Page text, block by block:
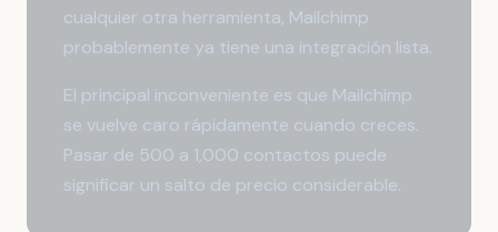
cualquier otra herramienta, Mailchimp
probablemente ya tiene una integración lista.
El principal inconveniente es que Mailchimp
se vuelve caro rápidamente cuando creces.
Pasar de 500 a 1,000 contactos puede
significar un salto de precio considerable.